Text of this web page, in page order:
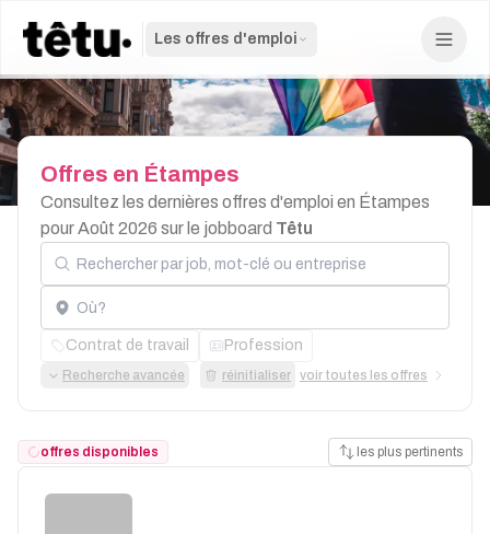
Les offres d'emploi
Offres en Étampes
Consultez les dernières offres d'emploi en Étampes
pour Août 2026 sur le jobboard Têtu
Rechercher par job, mot-clé ou entreprise
Localisation
Contrat de travail Profession
Recherche avancée réinitialiser voir toutes les offres
offres disponibles les plus pertinents